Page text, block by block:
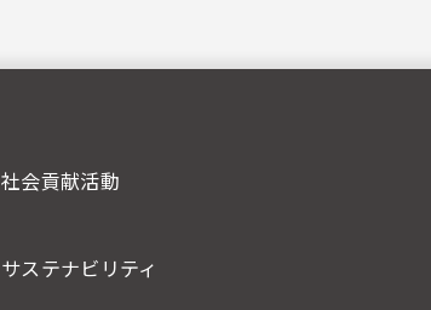
社会貢献活動
サステナビリティ